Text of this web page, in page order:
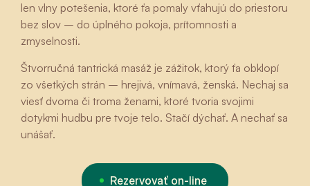
len vlny potešenia, ktoré ťa pomaly vťahujú do priestoru
bez slov – do úplného pokoja, prítomnosti a
zmyselnosti.
Štvorručná tantrická masáž je zážitok, ktorý ťa obklopí
zo všetkých strán – hrejivá, vnímavá, ženská. Nechaj sa
viesť dvoma či troma ženami, ktoré tvoria svojimi
dotykmi hudbu pre tvoje telo. Stačí dýchať. A nechať sa
unášať.
Rezervovať on-line